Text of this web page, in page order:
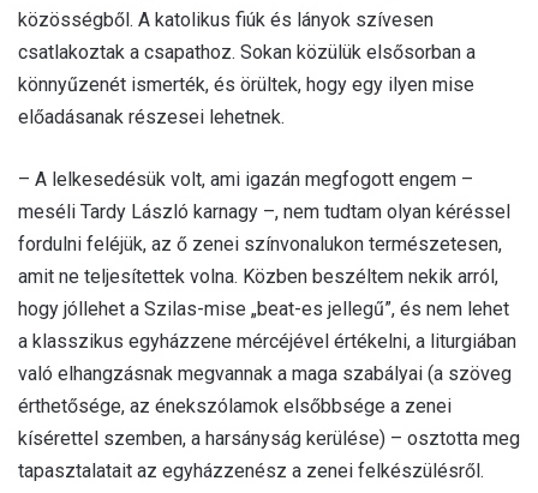
közösségből. A katolikus fiúk és lányok szívesen
csatlakoztak a csapathoz. Sokan közülük elsősorban a
könnyűzenét ismerték, és örültek, hogy egy ilyen mise
előadásanak részesei lehetnek.
– A lelkesedésük volt, ami igazán megfogott engem –
meséli Tardy László karnagy –, nem tudtam olyan kéréssel
fordulni feléjük, az ő zenei színvonalukon természetesen,
amit ne teljesítettek volna. Közben beszéltem nekik arról,
hogy jóllehet a Szilas-mise „beat-es jellegű”, és nem lehet
a klasszikus egyházzene mércéjével értékelni, a liturgiában
való elhangzásnak megvannak a maga szabályai (a szöveg
érthetősége, az énekszólamok elsőbbsége a zenei
kísérettel szemben, a harsányság kerülése) – osztotta meg
tapasztalatait az egyházzenész a zenei felkészülésről.